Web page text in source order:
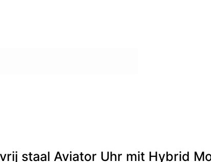
staal Aviator Uhr mit Hybrid